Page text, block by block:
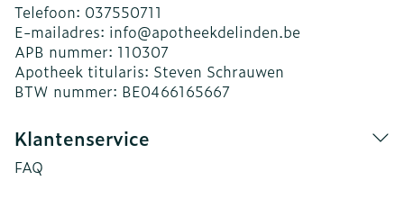
Telefoon: 037550711
E-mailadres: info@apotheekdelinden.be
APB nummer: 110307
Apotheek titularis: Steven Schrauwen
BTW nummer: BE0466165667
Klantenservice
FAQ